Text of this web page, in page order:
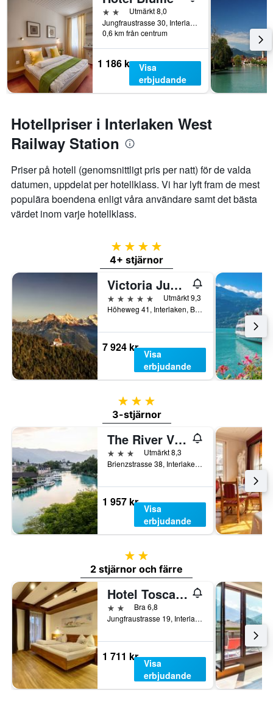
2 stjärnorUtmärkt 8,0
Jungfraustrasse 30, Interlaken, Bern, Schweiz
0,6 km från centrum
1 186 kr Visa
erbjudande
Hotellpriser i Interlaken West
Railway Station
Priser på hotell (genomsnittligt pris per natt) för de valda
datumen, uppdelat per hotellklass. Vi har lyft fram de mest
populära boendena enligt våra användare samt det bästa
värdet inom varje hotellklass.
4 stjärnor
4+ stjärnor
Victoria Jungfrau Grand Hotel & Spa
5 stjärnor
Utmärkt 9,3
Höheweg 41, Interlaken, Bern, Schweiz
7 924 kr
Visa
erbjudande
3 stjärnor
3-stjärnor
The River Village
3 stjärnorUtmärkt 8,3
Brienzstrasse 38, Interlaken, Bern, Schweiz
1 957 kr
Visa
erbjudande
2 stjärnor
2 stjärnor och färre
Hotel Toscana
2 stjärnorBra 6,8
Jungfraustrasse 19, Interlaken, Bern, Schweiz
1 711 kr
Visa
erbjudande